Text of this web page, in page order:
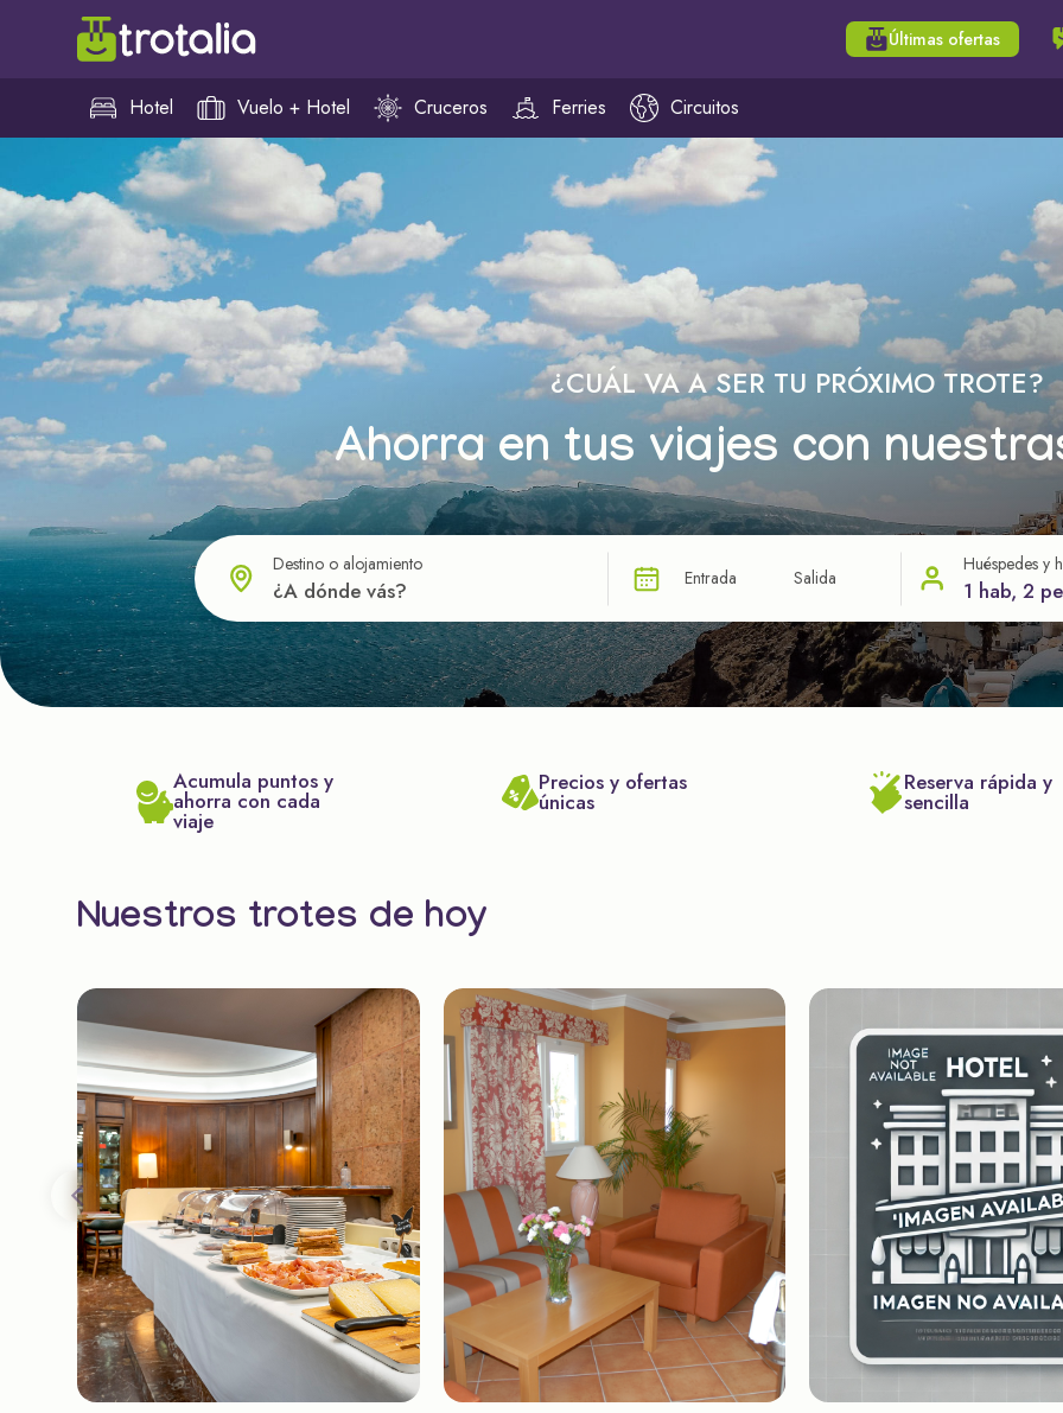
Últimas ofertas
Hotel Vuelo + Hotel Cruceros Ferries Circuitos
¿CUÁL VA A SER TU PRÓXIMO TROTE?
Ahorra en tus viajes con
Destino o alojamiento
Entrada Salida
Huéspedes y
1 hab, 2
Acumula puntos y
ahorra con cada
viaje
Precios y ofertas
únicas
Reserva rápida y
sencilla
Nuestros trotes de hoy